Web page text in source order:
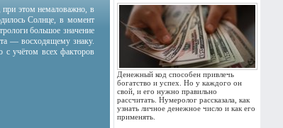
Денежный код способен привлечь
богатство и успех. Но у каждого он
свой, и его нужно правильно
рассчитать. Нумеролог рассказала, как
узнать личное денежное число и как его
применять.
при этом немаловажно, в
Солнце, в момент
большое значение
— восходящему знаку.
с учётом всех факторов